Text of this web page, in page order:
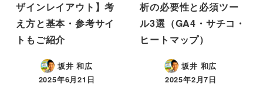
ザインレイアウト】考
え方と基本・参考サイ
トもご紹介
坂井 和広
2025年6月21日
析の必要性と必須ツー
ル3選（GA4・サチコ・
ヒートマップ）
坂井 和広
2025年2月7日